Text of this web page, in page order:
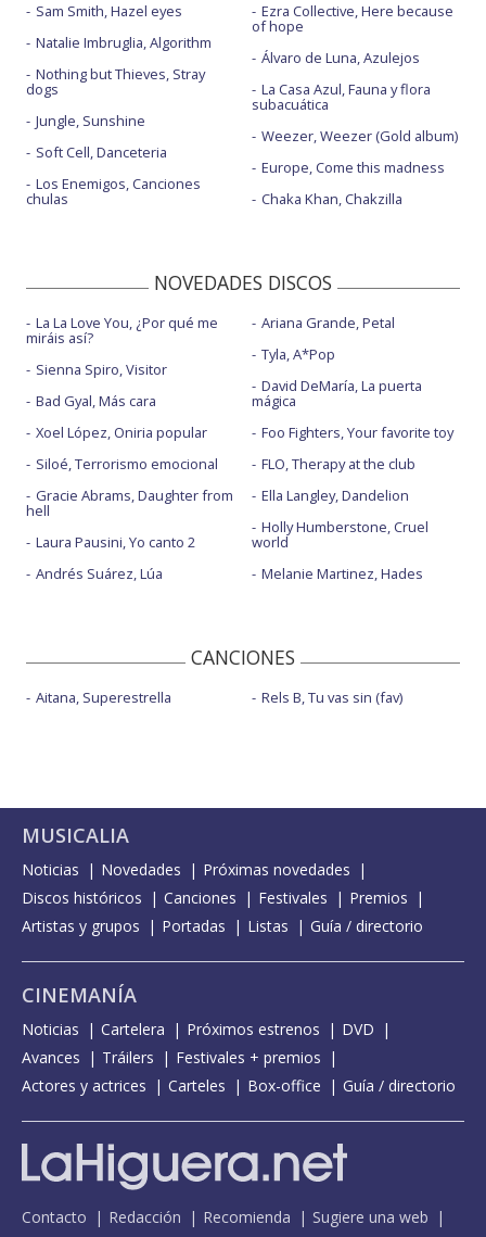
Sam Smith, Hazel eyes
Natalie Imbruglia, Algorithm
Nothing but Thieves, Stray
dogs
Jungle, Sunshine
Soft Cell, Danceteria
Los Enemigos, Canciones
chulas
Ezra Collective, Here because
of hope
Álvaro de Luna, Azulejos
La Casa Azul, Fauna y flora
subacuática
Weezer, Weezer (Gold album)
Europe, Come this madness
Chaka Khan, Chakzilla
NOVEDADES DISCOS
La La Love You, ¿Por qué me
miráis así?
Sienna Spiro, Visitor
Bad Gyal, Más cara
Xoel López, Oniria popular
Siloé, Terrorismo emocional
Gracie Abrams, Daughter from
hell
Laura Pausini, Yo canto 2
Andrés Suárez, Lúa
Ariana Grande, Petal
Tyla, A*Pop
David DeMaría, La puerta
mágica
Foo Fighters, Your favorite toy
FLO, Therapy at the club
Ella Langley, Dandelion
Holly Humberstone, Cruel
world
Melanie Martinez, Hades
CANCIONES
Aitana, Superestrella Rels B, Tu vas sin (fav)
MUSICALIA
Noticias Novedades
Próximas novedades
Discos históricos
Canciones Festivales
Premios
Artistas y grupos
Portadas Listas Guía / directorio
CINEMANÍA
Noticias Cartelera Próximos estrenos
DVD
Avances
Tráilers
Festivales + premios
Actores y actrices
Carteles Box-office Guía / directorio
Contacto Redacción Recomienda
Sugiere una web